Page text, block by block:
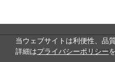
©TSUTSUMI
当ウェブサイトは利便性、品
詳細はプライバシーポリシー